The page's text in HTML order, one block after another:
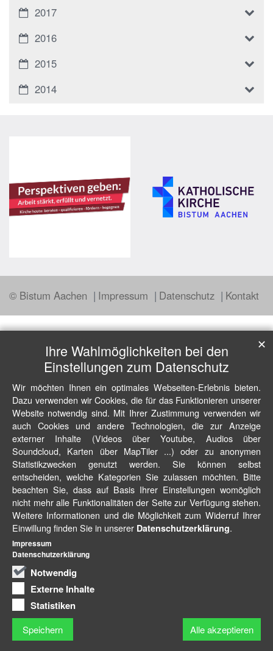
2017
2016
2015
2014
© Bistum Aachen Impressum Datenschutz Kontakt
Ihre Wahlmöglichkeiten bei den
Einstellungen zum Datenschutz
Wir möchten Ihnen ein optimales Webseiten-Erlebnis bieten.
Dazu verwenden wir Cookies, die für das Funktionieren unserer
Website notwendig sind. Mit Ihrer Zustimmung verwenden wir
auch Cookies und andere Technologien, die zur Anzeige
externer Inhalte (Videos über Youtube, Audios über
Soundcloud, Karten über MapTiler ...) oder zu anonymen
Statistikzwecken genutzt werden. Sie können selbst
entscheiden, welche Kategorien Sie zulassen möchten. Bitte
beachten Sie, dass auf Basis Ihrer Einstellungen womöglich
nicht mehr alle Funktionalitäten der Seite zur Verfügung stehen.
Weitere Informationen und die Möglichkeit zum Widerruf Ihrer
Einwillung finden Sie in unserer Datenschutzerklärung.
Notwendig
Externe Inhalte
Statistiken
Speichern Alle akzeptieren
✕
Impressum
Datenschutzerklärung